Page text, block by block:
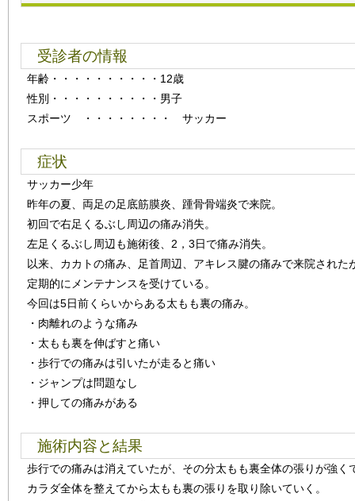
受診者の情報
年齢 ・・・・・・・・・・ 12歳
性別 ・・・・・・・・・・ 男子
スポーツ ・・・・・・・・ サッカー
症状
サッカー少年
昨年の夏、両足の足底筋膜炎、踵骨骨端炎で来院。
初回で右足くるぶし周辺の痛み消失。
左足くるぶし周辺も施術後、2，3日で痛み消失。
以来、カカトの痛み、足首周辺、アキレス腱の痛みで来院され
定期的にメンテナンスを受けている。
今回は5日前くらいからある太もも裏の痛み。
・肉離れのような痛み
・太もも裏を伸ばすと痛い
・歩行での痛みは引いたが走ると痛い
・ジャンプは問題なし
・押しての痛みがある
施術内容と結果
歩行での痛みは消えていたが、その分太もも裏全体の張りが強く
カラダ全体を整えてから太もも裏の張りを取り除いていく。